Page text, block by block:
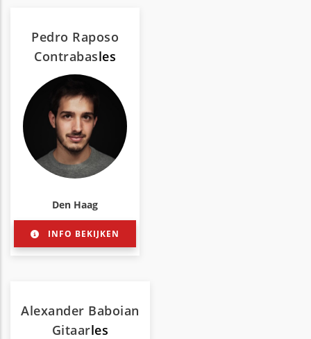
Pedro Raposo
Contrabasles
Den Haag
INFO BEKIJKEN
Alexander Baboian
Gitaarles